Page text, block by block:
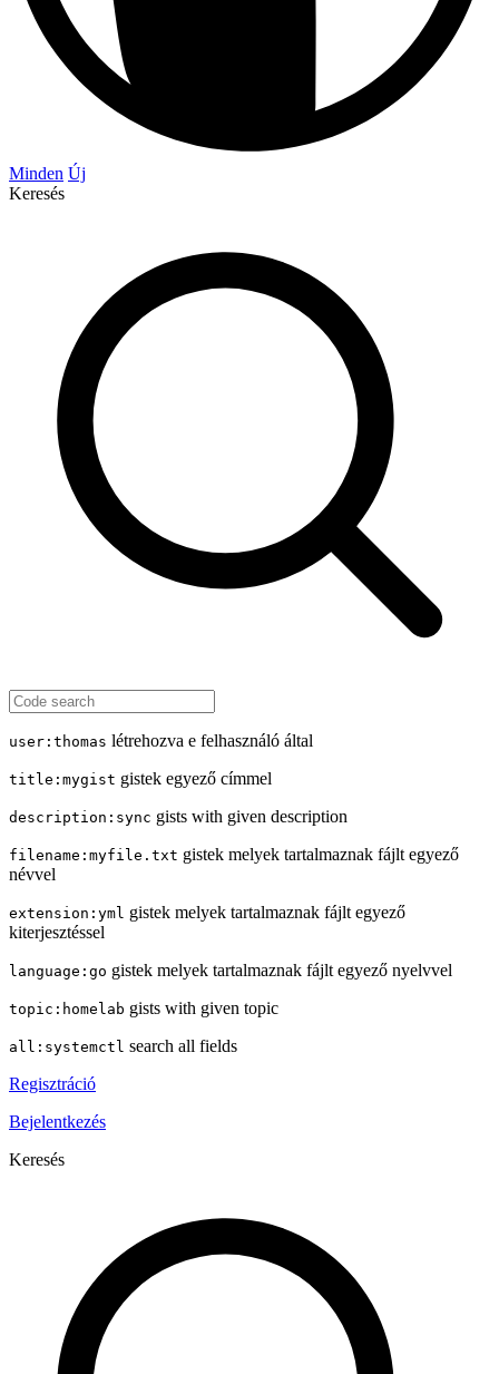
Minden Új
Keresés
user:thomas létrehozva e felhasználó által
title:mygist gistek egyező címmel
description:sync gists with given description
filename:myfile.txt gistek melyek tartalmaznak fájlt egyező
névvel
extension:yml gistek melyek tartalmaznak fájlt egyező
kiterjesztéssel
language:go gistek melyek tartalmaznak fájlt egyező nyelvvel
topic:homelab gists with given topic
all:systemctl search all fields
Regisztráció
Bejelentkezés
Keresés